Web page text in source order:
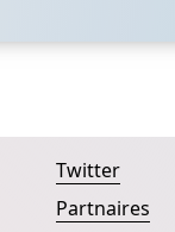
Twitter
Partnaires